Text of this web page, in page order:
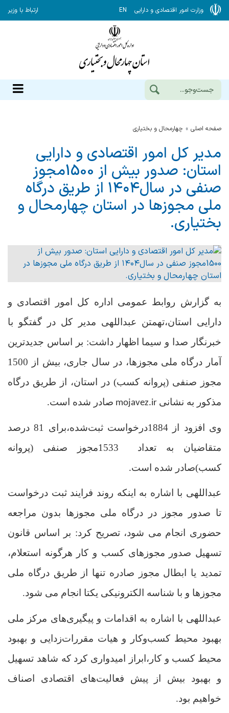
وزارت امور اقتصادی و دارایی EN ارتباط با وزیر
صفحه اصلی چهارمحال و بختياري
مدیر كل امور اقتصادی و دارایی
استان: صدور بیش از 1500مجوز
صنفی در سال۱۴۰۴ از طریق درگاه
ملی مجوزها در استان چهارمحال و
بختیاری.
به گزارش روابط عمومی اداره کل امور اقتصادی و
دارایی استان،تهمتن عبداللهی مدیر کل در گفتگو با
خبرنگار صدا و سیما اظهار داشت: بر اساس جدیدترین
آمار درگاه ملی مجوزها، در سال جاری، بیش از 1500
مجوز صنفی (پروانه کسب) در استان، از طریق درگاه
مذکور به نشانی mojavez.ir صادر شده است.
وی افزود از 1884درخواست ثبت‌شده،برای 81 درصد
متقاضیان به تعداد 1533مجوز صنفی (پروانه
کسب)صادر شده است.
عبداللهی با اشاره به اینکه روند فرایند ثبت درخواست
تا صدور مجوز در درگاه ملی مجوزها بدون مراجعه
حضوری انجام می شود، تصریح کرد: بر اساس قانون
تسهیل صدور مجوزهای کسب و کار هرگونه استعلام،
تمدید یا ابطال مجوز صادره تنها از طریق درگاه ملی
مجوزها و با شناسه الکترونیکی یکتا انجام می شود.
عبداللهی با اشاره به اقدامات و پیگیری‌های مرکز ملی
بهبود محیط کسب‌وکار و هیات مقررات‌زدایی و بهبود
محیط کسب و کار،ابراز امیدواری کرد که شاهد تسهیل
و بهبود بیش از پیش فعالیت‌های اقتصادی اصناف
خواهیم بود.